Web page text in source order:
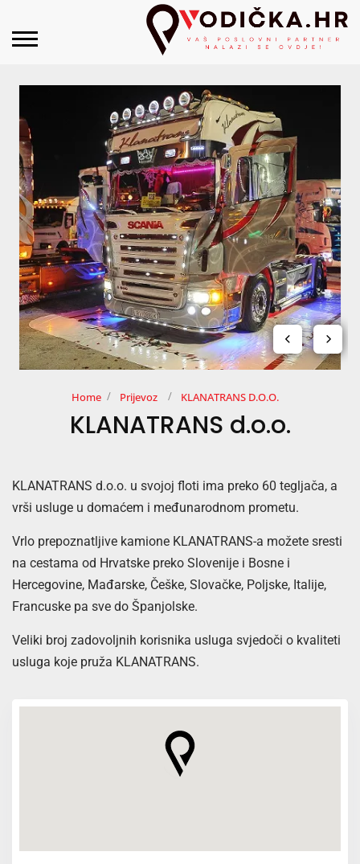
Home Prijevoz KLANATRANS D.o.o.
KLANATRANS d.o.o.
KLANATRANS d.o.o. u svojoj floti ima preko 60 tegljača, a
vrši usluge u domaćem i međunarodnom prometu.
Vrlo prepoznatljive kamione KLANATRANS-a možete sresti
na cestama od Hrvatske preko Slovenije i Bosne i
Hercegovine, Mađarske, Češke, Slovačke, Poljske, Italije,
Francuske pa sve do Španjolske.
Veliki broj zadovoljnih korisnika usluga svjedoči o kvaliteti
usluga koje pruža KLANATRANS.